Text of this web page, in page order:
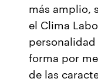
más amplio,
el Clima
forma por
de las